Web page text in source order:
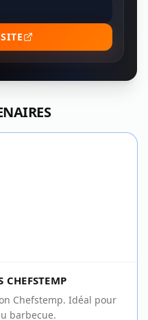
CHEFSTEMP
Chefstemp. Idéal pour
barbecue.